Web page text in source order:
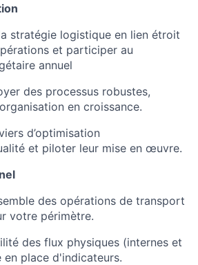
stratégie logistique en lien étroit
et participer au
annuel
des processus robustes,
en croissance.
d’optimisation
et piloter leur mise en œuvre.
des opérations de transport
votre périmètre.
des flux physiques (internes et
en place d'indicateurs.